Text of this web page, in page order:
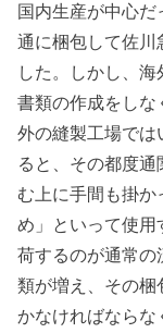
国内生産が中心
通に梱包して佐
した。しかし、
書類の作成をし
外の縫製工場では
ると、その都度
む上に手間も掛か
め」といって使用
荷するのが通常
類が増え、その梱
かなければならな